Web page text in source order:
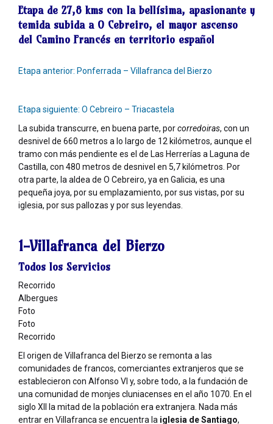
Etapa de 27,8 kms con la bellísima, apasionante y
temida subida a O Cebreiro, el mayor ascenso
del Camino Francés en territorio español
Etapa anterior: Ponferrada – Villafranca del Bierzo
Etapa siguiente: O Cebreiro – Triacastela
La subida transcurre, en buena parte, porcorredoiras, con un
desnivel de 660 metros a lo largo de 12 kilómetros, aunque el
tramo con más pendiente es el de Las Herrerías a Laguna de
Castilla, con 480 metros de desnivel en 5,7 kilómetros. Por
otra parte, la aldea de O Cebreiro, ya en Galicia, es una
pequeña joya, por su emplazamiento, por sus vistas, por su
iglesia, por sus pallozas y por sus leyendas.
1-Villafranca del Bierzo
Todos los Servicios
Recorrido
Albergues
Foto
Foto
Recorrido
El origen de Villafranca del Bierzo se remonta a las
comunidades de francos, comerciantes extranjeros que se
establecieron con Alfonso VI y, sobre todo, a la fundación de
una comunidad de monjes cluniacenses en el año 1070. En el
siglo XII la mitad de la población era extranjera. Nada más
entrar en Villafranca se encuentra la iglesia de Santiago,